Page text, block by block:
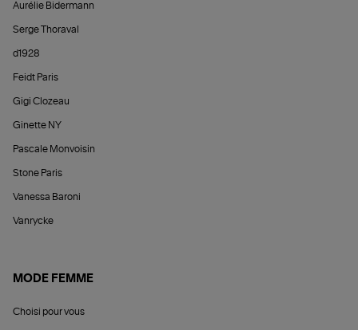
Aurélie Bidermann
Serge Thoraval
d1928
Feidt Paris
Gigi Clozeau
Ginette NY
Pascale Monvoisin
Stone Paris
Vanessa Baroni
Vanrycke
MODE FEMME
Choisi pour vous